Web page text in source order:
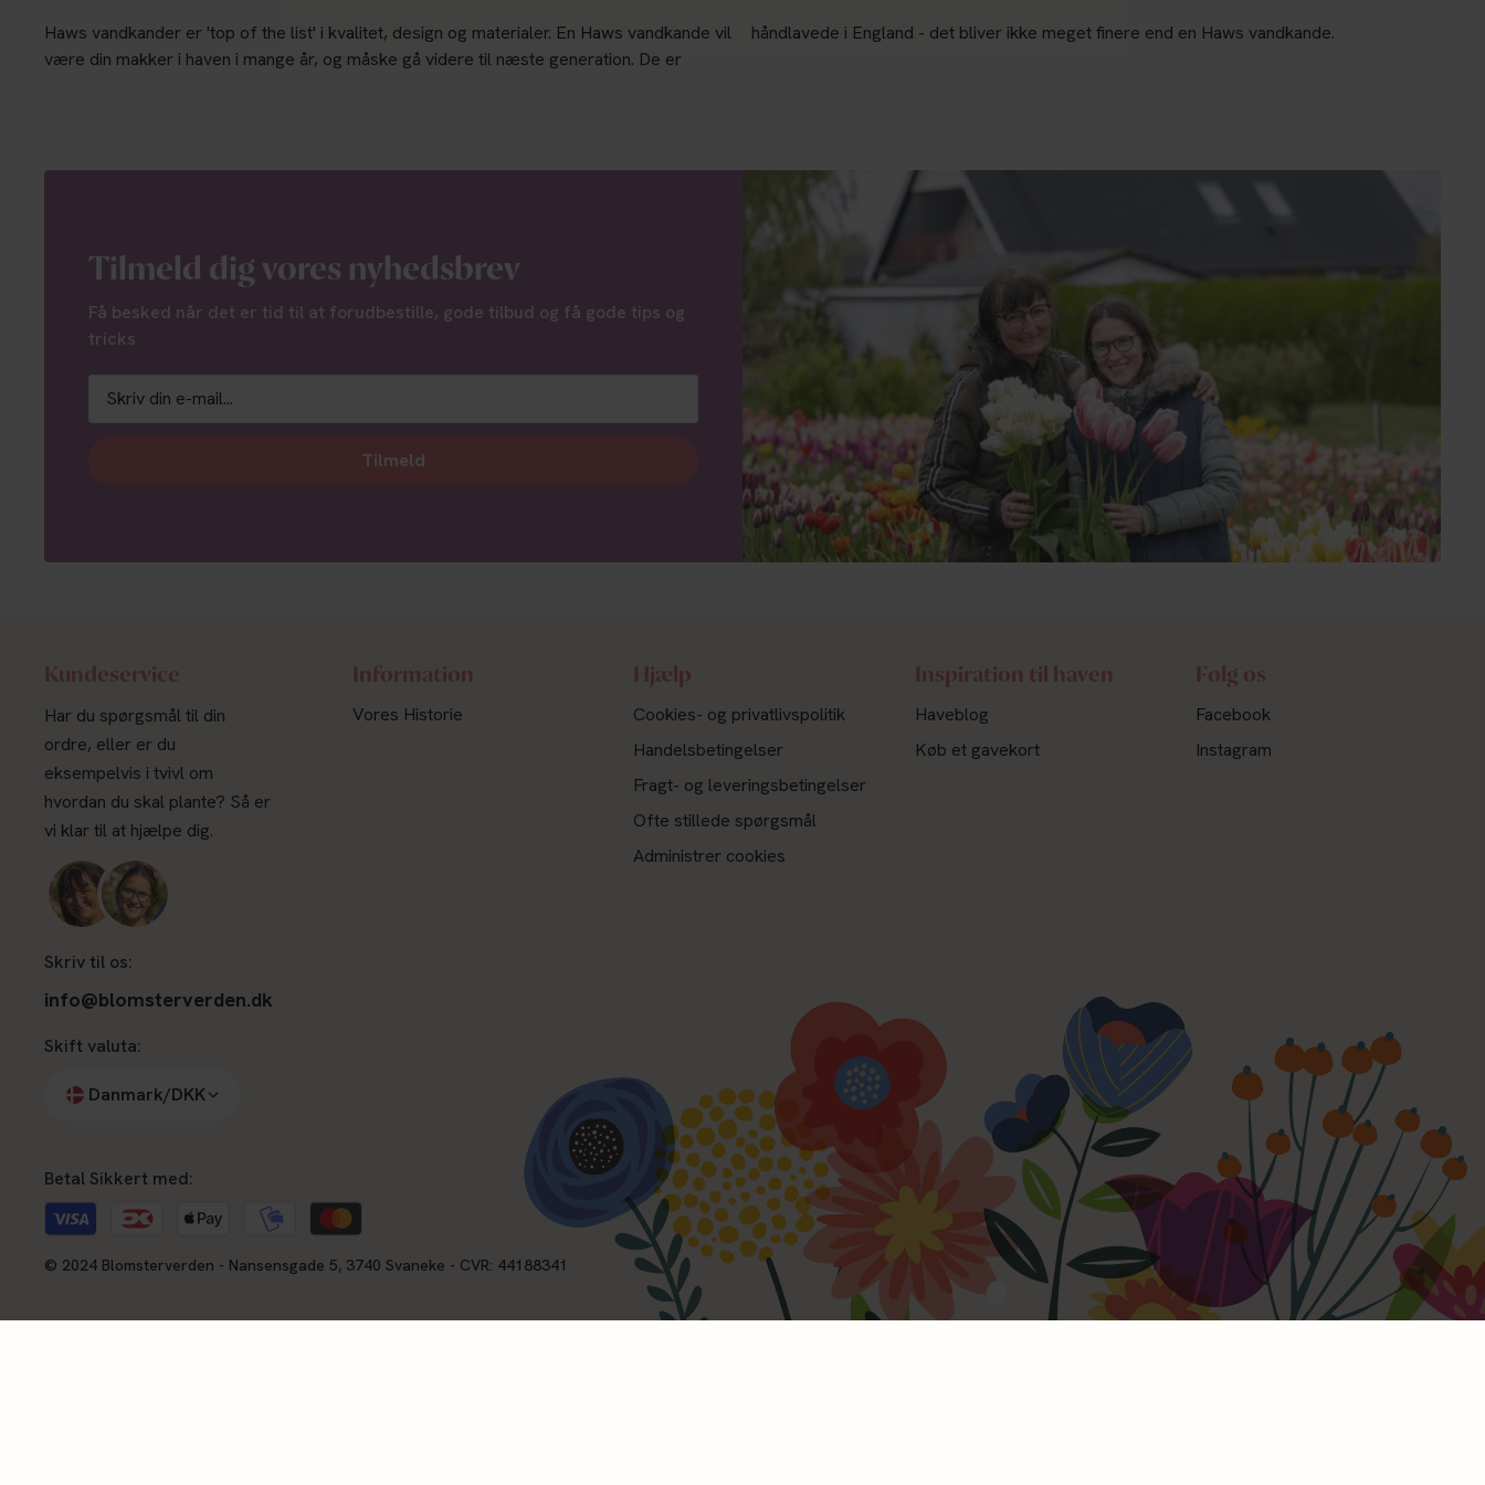
Haws vandkander er 'top of the list' i kvalitet, design og materialer. En Haws vandkande vil
være din makker i haven i mange år, og måske gå videre til næste generation. De er
håndlavede i England - det bliver ikke meget finere end en Haws vandkande.
Tilmeld dig vores nyhedsbrev
Få besked når det er tid til at forudbestille, gode tilbud og få gode tips og
tricks
Tilmeld
Kundeservice
Har du spørgsmål til din
ordre, eller er du
eksempelvis i tvivl om
hvordan du skal plante? Så er
vi klar til at hjælpe dig.
Skriv til os:
info@blomsterverden.dk
Information
Vores Historie
Hjælp
Cookies- og privatlivspolitik
Handelsbetingelser
Fragt- og leveringsbetingelser
Ofte stillede spørgsmål
Administrer cookies
Inspiration til haven
Haveblog
Køb et gavekort
Følg os
Facebook
Instagram
Skift valuta:
Danmark/DKK
Betal Sikkert med:
© 2024 Blomsterverden - Nansensgade 5, 3740 Svaneke - CVR: 44188341